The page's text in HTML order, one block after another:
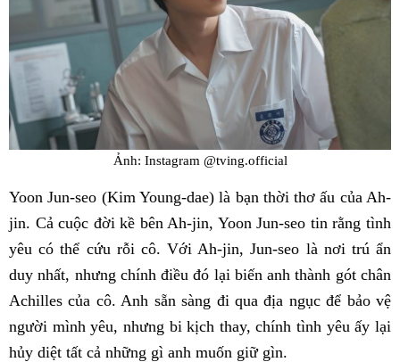
Ảnh: Instagram @tving.official
Yoon Jun-seo (Kim Young-dae) là bạn thời thơ ấu của Ah-
jin. Cả cuộc đời kề bên Ah-jin, Yoon Jun-seo tin rằng tình
yêu có thể cứu rỗi cô. Với Ah-jin, Jun-seo là nơi trú ẩn
duy nhất, nhưng chính điều đó lại biến anh thành gót chân
Achilles của cô. Anh sẵn sàng đi qua địa ngục để bảo vệ
người mình yêu, nhưng bi kịch thay, chính tình yêu ấy lại
hủy diệt tất cả những gì anh muốn giữ gìn.